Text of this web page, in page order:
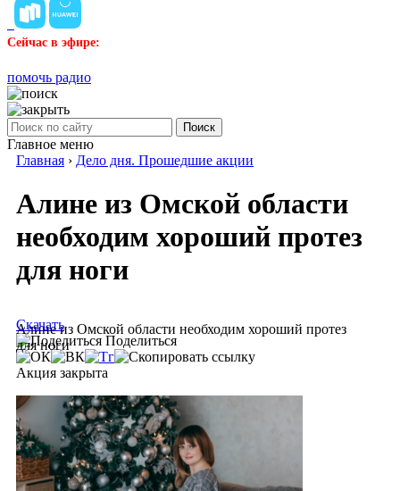
Сейчас в эфире:
помочь радио
Поиск
Главное меню
Главная › Дело дня. Прошедшие акции
Алине из Омской области
необходим хороший протез
для ноги
Алине из Омской области необходим хороший протез
для ноги
Скачать
Поделиться
Акция закрыта